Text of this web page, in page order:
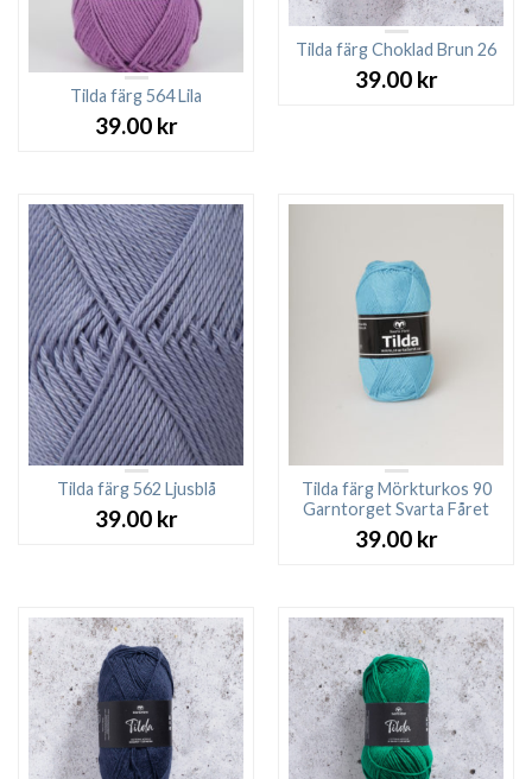
Tilda färg 564 Lila
39.00 kr
Tilda färg Choklad Brun 26
39.00 kr
Tilda färg 562 Ljusblå
39.00 kr
Tilda färg Mörkturkos 90
Garntorget Svarta Fåret
39.00 kr